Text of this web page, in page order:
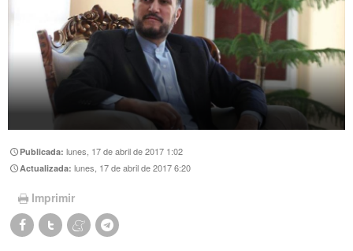
Publicada:lunes, 17 de abril de 2017 1:02
Actualizada:lunes, 17 de abril de 2017 6:20
Imprimir